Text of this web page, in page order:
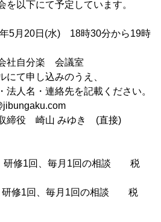
を以下にて予定しています。
20日(水) 18時30分から19時
自分楽 会議室
て申し込みのうえ、
絡先を記載ください。
崎山 みゆき (直接)
修1回、毎月1回の相談 税
研修1回、毎月1回の相談 税